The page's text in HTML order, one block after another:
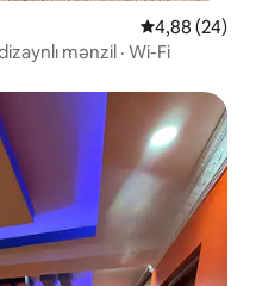
Ortalama
4,88 (24)
mənzil · Wi-Fi